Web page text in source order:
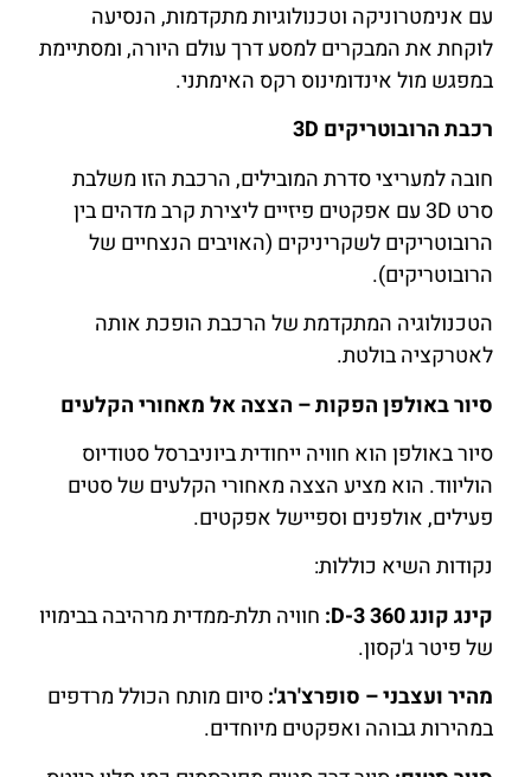
עם אנימטרוניקה וטכנולוגיות מתקדמות, הנסיעה
לוקחת את המבקרים למסע דרך עולם היורה, ומסתיימת
במפגש מול אינדומינוס רקס האימתני.
רכבת הרובוטריקים 3D
חובה למעריצי סדרת המובילים, הרכבת הזו משלבת
סרט 3D עם אפקטים פיזיים ליצירת קרב מדהים בין
הרובוטריקים לשקריניקים (האויבים הנצחיים של
הרובוטריקים).
הטכנולוגיה המתקדמת של הרכבת הופכת אותה
לאטרקציה בולטת.
סיור באולפן הפקות – הצצה אל מאחורי הקלעים
סיור באולפן הוא חוויה ייחודית ביוניברסל סטודיוס
הוליווד. הוא מציע הצצה מאחורי הקלעים של סטים
פעילים, אולפנים וספיישל אפקטים.
נקודות השיא כוללות:
קינג קונג 360 3-D:
חוויה תלת-ממדית מרהיבה בבימויו
של פיטר ג'קסון.
מהיר ועצבני – סופרצ'רג':סיום מותח הכולל מרדפים
במהירות גבוהה ואפקטים מיוחדים.